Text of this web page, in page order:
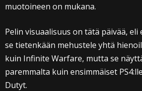
muotoineen on mukana.
Pelin visuaalisuus on tätä päivää, eli
se tietenkään mehustele yhtä
kuin Infinite Warfare, mutta se
paremmalta kuin ensimmäiset
Dutyt.